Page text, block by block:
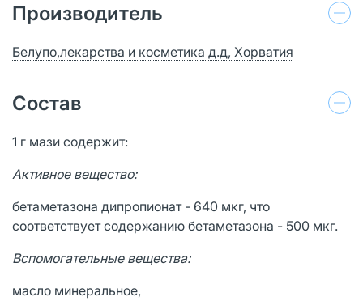
Производитель
Белупо,лекарства и косметика д.д, Хорватия
Состав
1 г мази содержит:
Активное вещество:
бетаметазона дипропионат - 640 мкг, что
соответствует содержанию бетаметазона - 500 мкг.
Вспомогательные вещества:
масло минеральное,